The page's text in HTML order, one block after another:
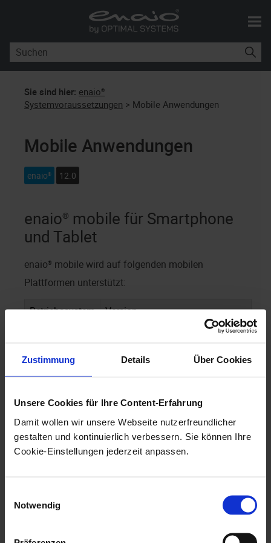
Zustimmung Details Über Cookies
Unsere Cookies für Ihre Content-Erfahrung
Damit wollen wir unsere Webseite nutzerfreundlicher
gestalten und kontinuierlich verbessern. Sie können Ihre
Cookie-Einstellungen jederzeit anpassen.
Notwendig
Zu Hauptinhalt springen
Sie sind hier: enaio®
Systemvoraussetzungen > Mobile Anwendungen
Mobile Anwendungen
enaio® 12.0
enaio® mobile für Smartphone
und Tablet
enaio® mobilewird auf folgenden mobilen
Plattformen unterstützt:
Betriebssystem
Version
Mindestens: Version 17
Version
Android Android-Version:
Empfohlen: Neuste Android-